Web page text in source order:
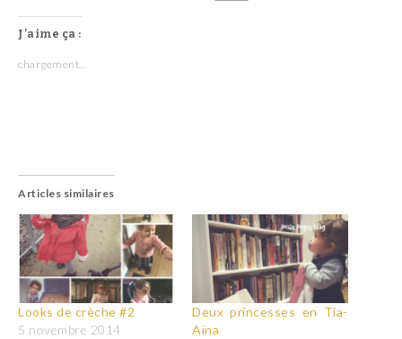
J’aime ça :
chargement…
Articles similaires
Looks de crèche #2
5 novembre 2014
Deux princesses en Tia-
Aïna